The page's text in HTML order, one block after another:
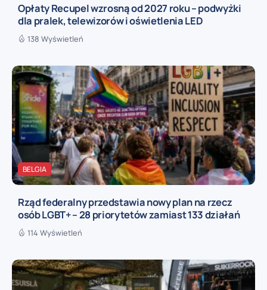
Opłaty Recupel wzrosną od 2027 roku – podwyżki
dla pralek, telewizorów i oświetlenia LED
138 Wyświetleń
BELGIA
Rząd federalny przedstawia nowy plan na rzecz
osób LGBT+ – 28 priorytetów zamiast 133 działań
114 Wyświetleń